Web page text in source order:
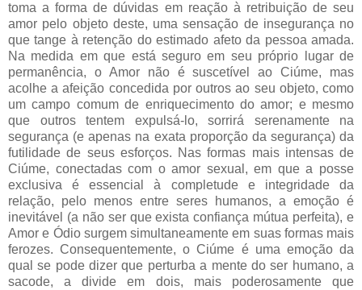
toma a forma de dúvidas em reação à retribuição de seu
amor pelo objeto deste, uma sensação de insegurança no
que tange à retenção do estimado afeto da pessoa amada.
Na medida em que está seguro em seu próprio lugar de
permanência, o Amor não é suscetível ao Ciúme, mas
acolhe a afeição concedida por outros ao seu objeto, como
um campo comum de enriquecimento do amor; e mesmo
que outros tentem expulsá-lo, sorrirá serenamente na
segurança (e apenas na exata proporção da segurança) da
futilidade de seus esforços. Nas formas mais intensas de
Ciúme, conectadas com o amor sexual, em que a posse
exclusiva é essencial à completude e integridade da
relação, pelo menos entre seres humanos, a emoção é
inevitável (a não ser que exista confiança mútua perfeita), e
Amor e Ódio surgem simultaneamente em suas formas mais
ferozes. Consequentemente, o Ciúme é uma emoção da
qual se pode dizer que perturba a mente do ser humano, a
sacode, a divide em dois, mais poderosamente que